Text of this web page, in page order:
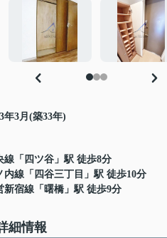
年3月(築33年)
線 「 四ツ谷 」駅 徒歩8分
内線 「 四谷三丁目 」駅 徒歩10分
新宿線 「 曙橋 」駅 徒歩9分
細情報